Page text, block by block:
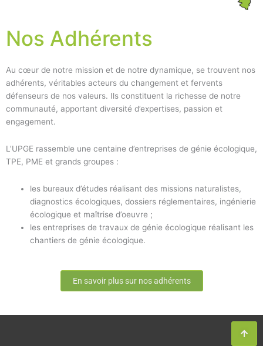
Nos Adhérents
Au cœur de notre mission et de notre dynamique, se trouvent nos
adhérents, véritables acteurs du changement et fervents
défenseurs de nos valeurs. Ils constituent la richesse de notre
communauté, apportant diversité d’expertises, passion et
engagement.
L’UPGE rassemble une centaine d’entreprises de génie écologique,
TPE, PME et grands groupes :
les bureaux d’études réalisant des missions naturalistes,
diagnostics écologiques, dossiers réglementaires, ingénierie
écologique et maîtrise d’oeuvre ;
les entreprises de travaux de génie écologique réalisant les
chantiers de génie écologique.
En savoir plus sur nos adhérents